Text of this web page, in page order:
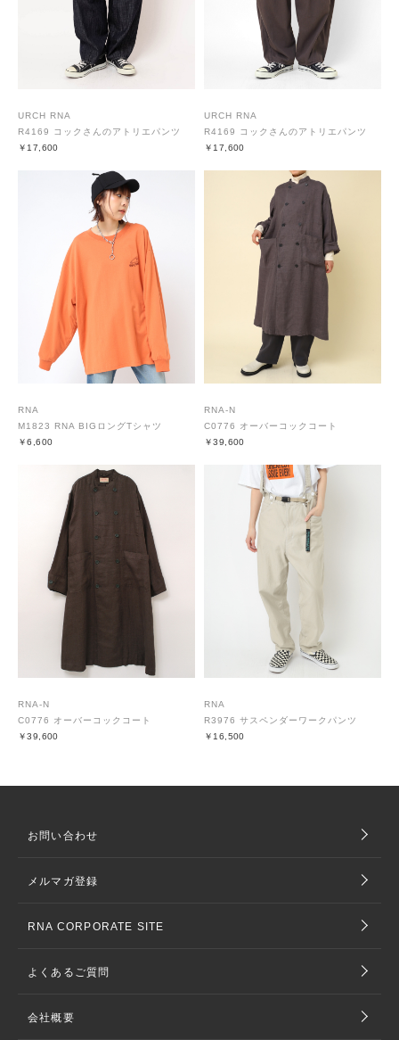
URCH RNA
R4169 コックさんのアトリエパンツ
￥17,600
URCH RNA
R4169 コックさんのアトリエパンツ
￥17,600
RNA
M1823 RNA BIGロングTシャツ
￥6,600
RNA-N
C0776 オーバーコックコート
￥39,600
RNA-N
C0776 オーバーコックコート
￥39,600
RNA
R3976 サスペンダーワークパンツ
￥16,500
お問い合わせ
メルマガ登録
RNA CORPORATE SITE
よくあるご質問
会社概要